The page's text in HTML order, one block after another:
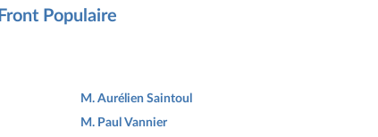
Populaire
M. Aurélien Saintoul
M. Paul Vannier